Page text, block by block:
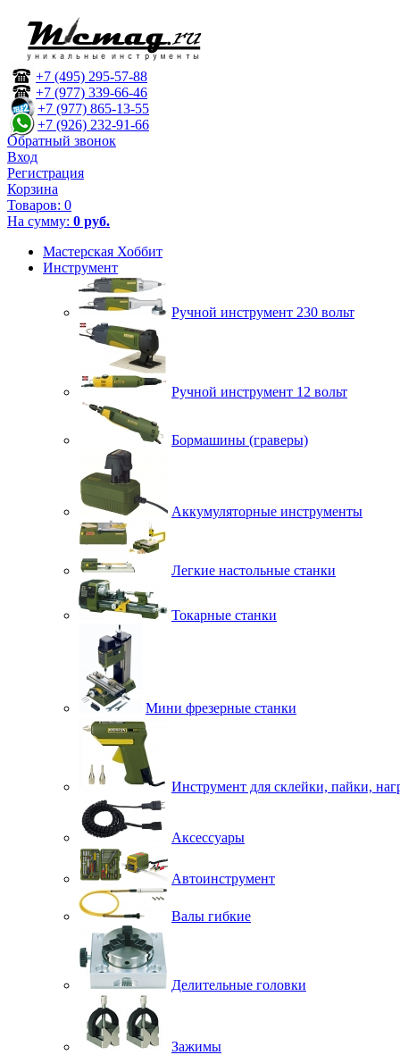
+7 (495) 295-57-88
+7 (977) 339-66-46
+7 (977) 865-13-55
+7 (926) 232-91-66
Обратный звонок
Вход
Регистрация
Корзина
Товаров: 0
На сумму: 0 руб.
Мастерская Хоббит
Инструмент
Ручной инструмент 230 вольт
Ручной инструмент 12 вольт
Бормашины (граверы)
Аккумуляторные инструменты
Легкие настольные станки
Токарные станки
Мини фрезерные станки
Инструмент для склейки, пайки,
Аксессуары
Автоинструмент
Валы гибкие
Делительные головки
Зажимы